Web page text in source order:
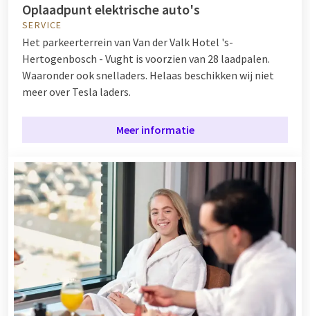
Oplaadpunt elektrische auto's
SERVICE
Het parkeerterrein van Van der Valk Hotel 's-
Hertogenbosch - Vught is voorzien van 28 laadpalen.
Waaronder ook snelladers. Helaas beschikken wij niet
meer over Tesla laders.
Meer informatie